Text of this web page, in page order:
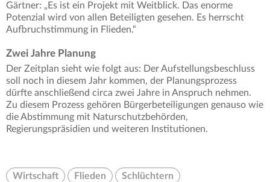
Gärtner: „Es ist ein Projekt mit Weitblick. Das enorme
Potenzial wird von allen Beteiligten gesehen. Es herrscht
Aufbruchstimmung in Flieden.“
Zwei Jahre Planung
Der Zeitplan sieht wie folgt aus: Der Aufstellungsbeschluss
soll noch in diesem Jahr kommen, der Planungsprozess
dürfte anschließend circa zwei Jahre in Anspruch nehmen.
Zu diesem Prozess gehören Bürgerbeteiligungen genauso wie
die Abstimmung mit Naturschutzbehörden,
Regierungspräsidien und weiteren Institutionen.
Wirtschaft Flieden Schlüchtern